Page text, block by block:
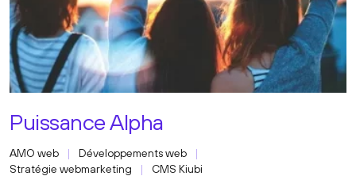
Puissance Alpha
AMO web
Développements web
Stratégie webmarketing
CMS Kiubi